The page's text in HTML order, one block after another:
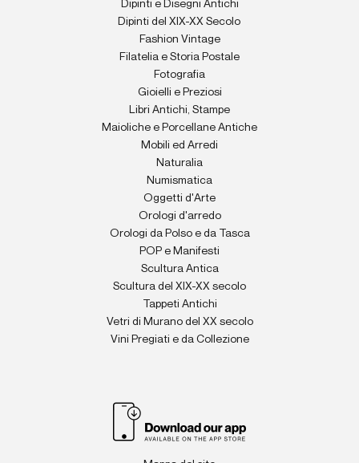
Dipinti e Disegni Antichi
Dipinti del XIX-XX Secolo
Fashion Vintage
Filatelia e Storia Postale
Fotografia
Gioielli e Preziosi
Libri Antichi, Stampe
Maioliche e Porcellane Antiche
Mobili ed Arredi
Naturalia
Numismatica
Oggetti d'Arte
Orologi d'arredo
Orologi da Polso e da Tasca
POP e Manifesti
Scultura Antica
Scultura del XIX-XX secolo
Tappeti Antichi
Vetri di Murano del XX secolo
Vini Pregiati e da Collezione